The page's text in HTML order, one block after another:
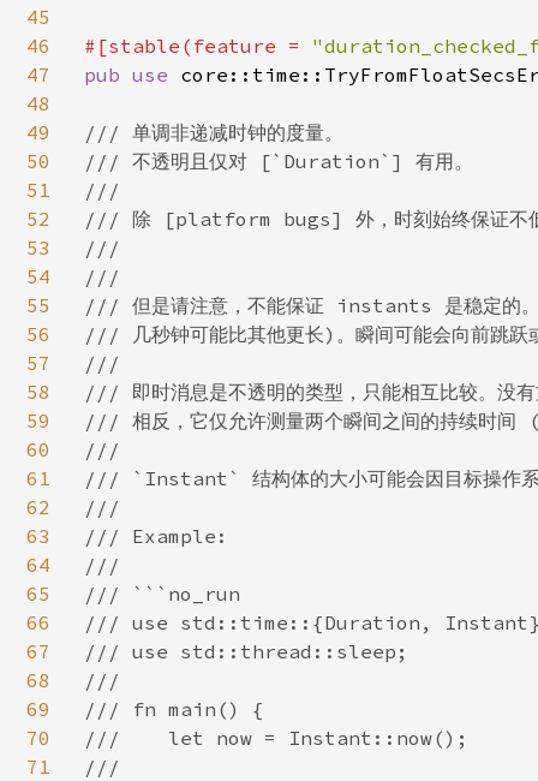
45
46
47
48
49
50
51
52
53
54
55
56
57
58
59
60
61
62
63
64
65
66
67
68
69
70
71
#[stable(feature =
pub use
/// 单调非递减时钟的度量。
/// 不透明且仅对 [`Duration`] 有用。
///
/// 除 [platform bugs] 外，时刻始终保证不低于
///
///
/// 但是请注意，不能保证 instants 是稳定的。
/// 几秒钟可能比其他更长)。瞬间可能会向前跳跃
///
/// 即时消息是不透明的类型，只能相互比较。没
/// 相反，它仅允许测量两个瞬间之间的持续时间
///
/// `Instant` 结构体的大小可能会因目标操作系
///
/// Example:
///
/// ```no_run
/// use std::time::{Duration,
/// use std::thread::sleep;
///
/// fn main() {
///    let now = Instant::now();
///